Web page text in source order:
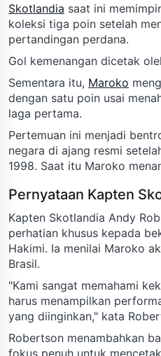
Skotlandia saat ini
koleksi tiga poin setelah
pertandingan perdana.
Gol kemenangan dicetak
Sementara itu, Maroko
dengan satu poin usai
laga pertama.
Pertemuan ini menjadi
negara di ajang resmi
1998. Saat itu Maroko
Pernyataan Kapten
Kapten Skotlandia Andy
perhatian khusus kepada
Hakimi. Ia menilai Maroko
Brasil.
"Kami sangat memahami
harus menampilkan
yang diinginkan," kata
Robertson menambahkan
fokus penuh untuk